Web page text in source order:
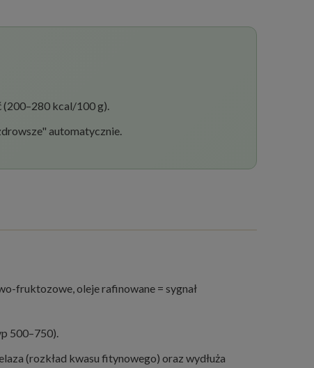
(200–280 kcal/100 g).
automatycznie.
fruktozowe, oleje rafinowane = sygnał
500–750).
(rozkład kwasu fitynowego) oraz wydłuża